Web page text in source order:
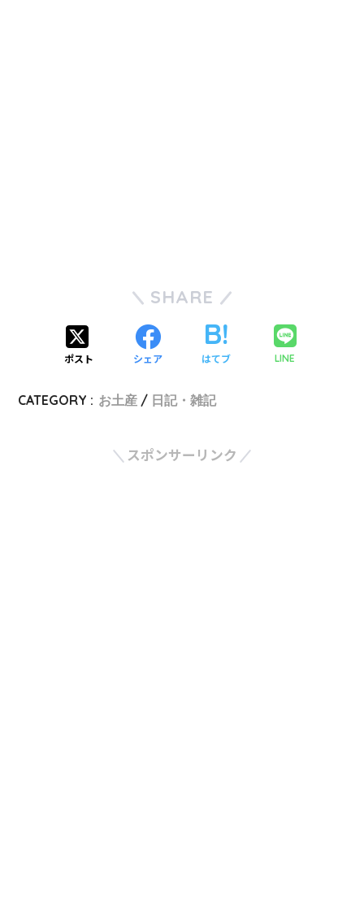
SHARE
ポスト シェア はてブ LINE
CATEGORY : お土産 日記・雑記
スポンサーリンク